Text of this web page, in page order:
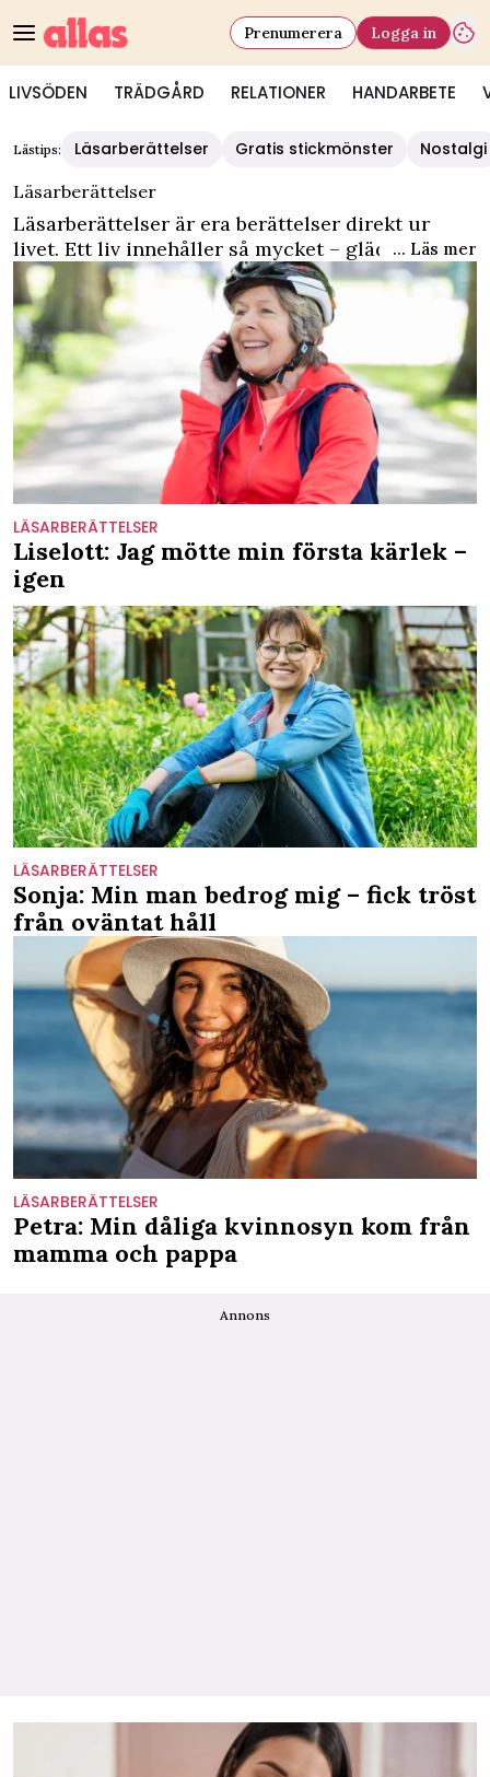
LIVSÖDEN TRÄDGÅRD RELATIONER HANDARBETE
Prenumerera Logga in
Lästips: Läsarberättelser Gratis stickmönster
Nostalgi
Läsarberättelser
Läsarberättelser är era berättelser direkt ur
livet. Ett liv innehåller så mycket – glädje, sorg,
dramatik och spänning. Alla bär vi på en
historia. På allas.se publicerar vi nya
läsarberättelser varje tisdag, torsdag och
söndag. Vill du berätta din? Mejla oss på
lasareberattar@aller.com
... Läs mer
LÄSARBERÄTTELSER
Liselott: Jag mötte min första kärlek –
igen
LÄSARBERÄTTELSER
Sonja: Min man bedrog mig – fick tröst
från oväntat håll
LÄSARBERÄTTELSER
Petra: Min dåliga kvinnosyn kom från
mamma och pappa
Annons